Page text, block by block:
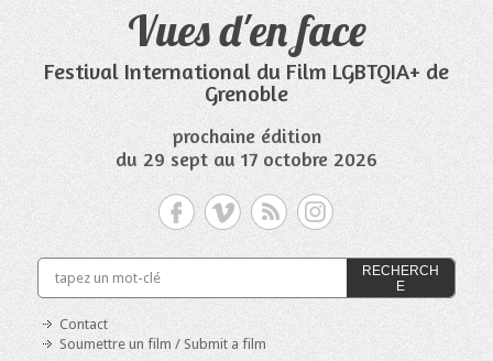
Vues d'en face
Festival International du Film LGBTQIA+ de
Grenoble
prochaine édition
du 29 sept au 17 octobre 2026
RECHERCH
E
Contact
Soumettre un film / Submit a film